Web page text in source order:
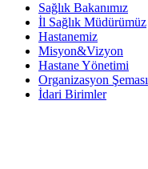
Sağlık Bakanımız
İl Sağlık Müdürümüz
Hastanemiz
Misyon&Vizyon
Hastane Yönetimi
Organizasyon Şeması
İdari Birimler